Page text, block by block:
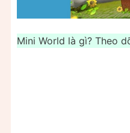
Mini World là gì? Theo